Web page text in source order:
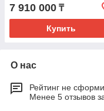
7 910 000 ₸
Купить
О нас
Рейтинг не
Менее 5 отзывов